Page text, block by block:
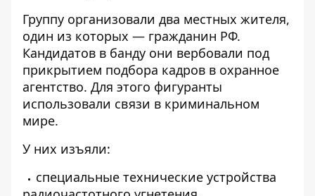
Группу организовали два местных жителя,
один из которых — гражданин РФ.
Кандидатов в банду они вербовали под
прикрытием подбора кадров в охранное
агентство. Для этого фигуранты
использовали связи в криминальном
мире.
У них изъяли:
специальные технические устройства